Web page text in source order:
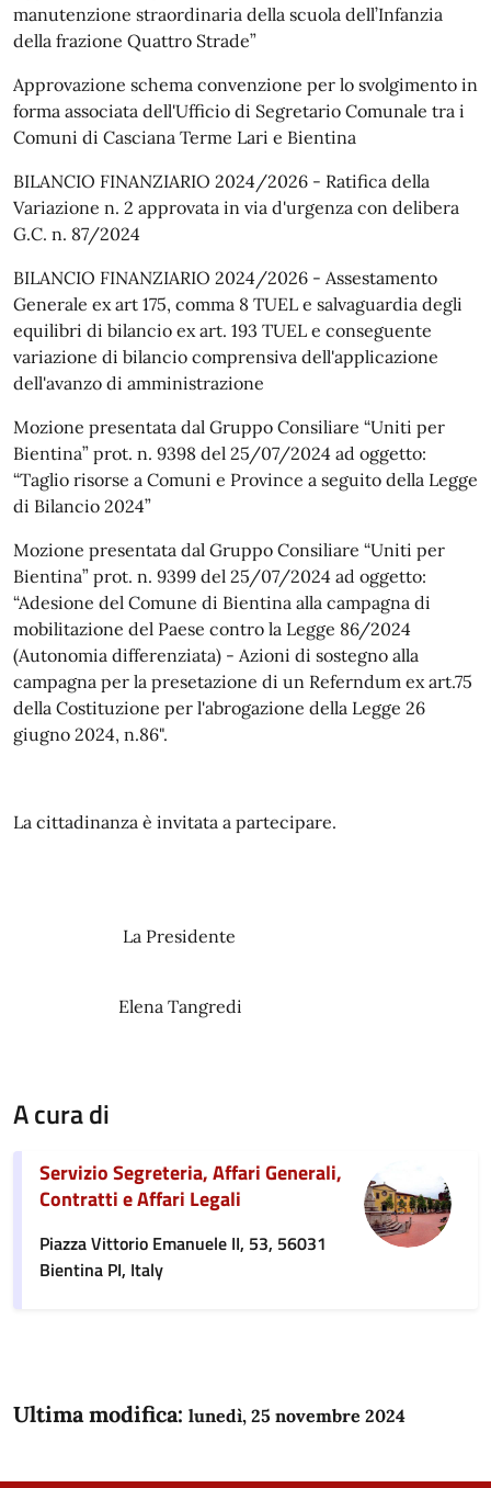
manutenzione straordinaria della scuola dell’Infanzia
della frazione Quattro Strade”
Approvazione schema convenzione per lo svolgimento in
forma associata dell'Ufficio di Segretario Comunale tra i
Comuni di Casciana Terme Lari e Bientina
BILANCIO FINANZIARIO 2024/2026 - Ratifica della
Variazione n. 2 approvata in via d'urgenza con delibera
G.C. n. 87/2024
BILANCIO FINANZIARIO 2024/2026 - Assestamento
Generale ex art 175, comma 8 TUEL e salvaguardia degli
equilibri di bilancio ex art. 193 TUEL e conseguente
variazione di bilancio comprensiva dell'applicazione
dell'avanzo di amministrazione
Mozione presentata dal Gruppo Consiliare “Uniti per
Bientina” prot. n. 9398 del 25/07/2024 ad oggetto:
“Taglio risorse a Comuni e Province a seguito della Legge
di Bilancio 2024”
Mozione presentata dal Gruppo Consiliare “Uniti per
Bientina” prot. n. 9399 del 25/07/2024 ad oggetto:
“Adesione del Comune di Bientina alla campagna di
mobilitazione del Paese contro la Legge 86/2024
(Autonomia differenziata) - Azioni di sostegno alla
campagna per la presetazione di un Referndum ex art.75
della Costituzione per l'abrogazione della Legge 26
giugno 2024, n.86".
La cittadinanza è invitata a partecipare.
La Presidente
Elena Tangredi
A cura di
Servizio Segreteria, Affari Generali,
Contratti e Affari Legali
Piazza Vittorio Emanuele II, 53, 56031
Bientina PI, Italy
Ultima modifica: lunedì, 25 novembre 2024